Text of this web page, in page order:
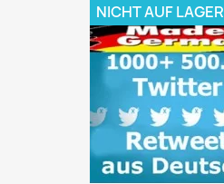
NICHT AUF LAGER